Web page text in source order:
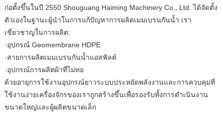
ก่อตั้งขึ้นในปี 2550 Shouguang Haiming Machinery Co., Ltd. ได้จัดตั้ง
ตัวเองในฐานะผู้นำในการแก้ปัญหาการผลิตเมมเบรนกันน้ำ เรา
เชี่ยวชาญในการผลิต:
·อุปกรณ์ Geomembrane HDPE
·สายการผลิตเมมเบรนกันน้ำแอสฟัลต์
·อุปกรณ์การผลิตผ้าที่ไม่ทอ
ด้วยอายุการใช้งานอุปกรณ์ยาวระบบประหยัดพลังงานและการควบคุมที่
ใช้งานง่ายเครื่องจักรของเราถูกสร้างขึ้นเพื่อรองรับทั้งการดำเนินงาน
ขนาดใหญ่และผู้ผลิตขนาดเล็ก